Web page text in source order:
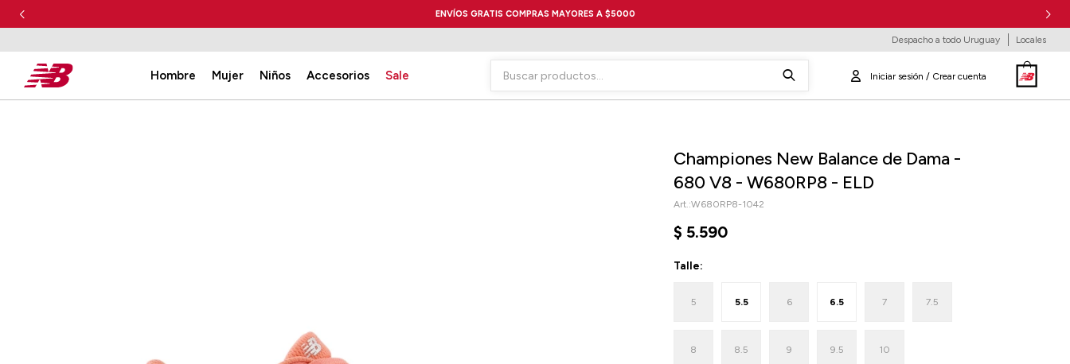
ENVÍOS GRATIS COMPRAS MAYORES A $5000
Hombre Mujer Niños Accesorios Sale
Despacho a todo Uruguay Locales
Championes New Balance de Dama -
680 V8 - W680RP8 - ELD
W680RP8-1042
$ 5.590
Talle:
5 5.5 6 6.5 7 7.5
8 8.5 9 9.5 10